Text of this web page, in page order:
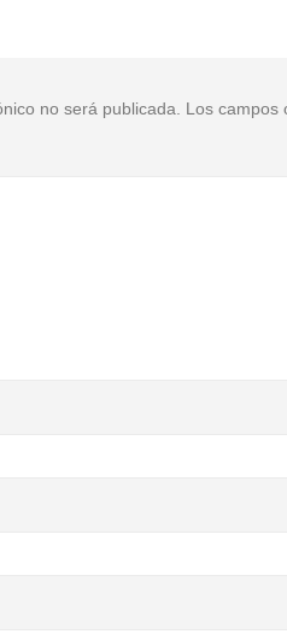
no será publicada. Los campos